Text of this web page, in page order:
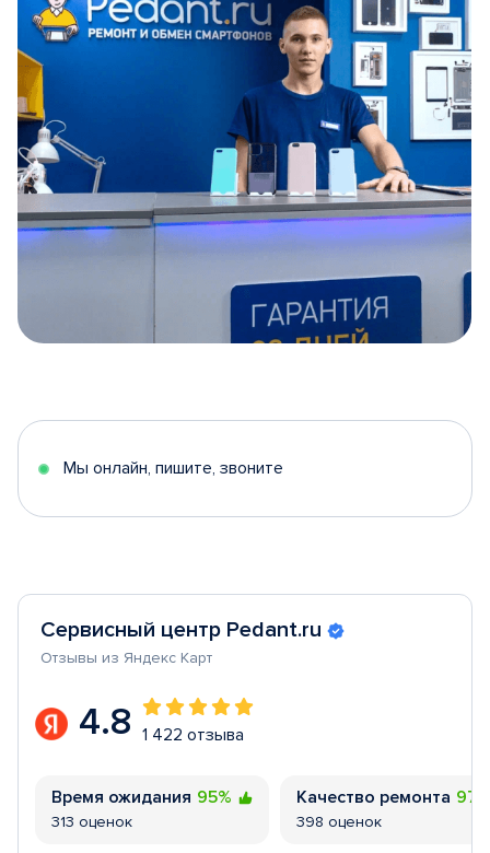
5
Мы онлайн, пишите, звоните
Сервисный центр Pedant.ru
Отзывы из Яндекс Карт
4.8 1 422 отзыва
Время ожидания 95%
313 оценок
Качество ремонта
398 оценок